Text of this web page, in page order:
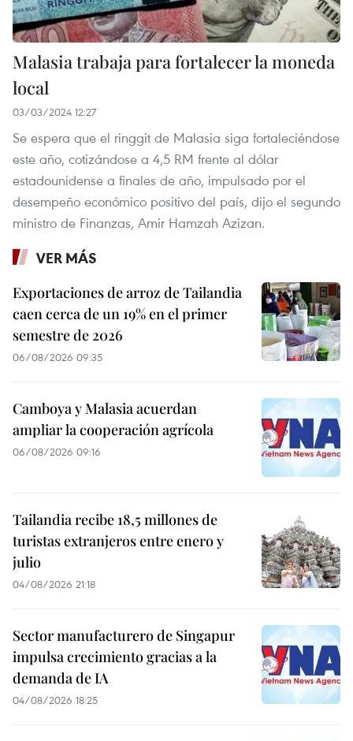
Malasia trabaja para fortalecer la moneda
local
03/03/2024 12:27
Se espera que el ringgit de Malasia siga fortaleciéndose
este año, cotizándose a 4,5 RM frente al dólar
estadounidense a finales de año, impulsado por el
desempeño económico positivo del país, dijo el segundo
ministro de Finanzas, Amir Hamzah Azizan.
VER MÁS
Exportaciones de arroz de Tailandia
caen cerca de un 19% en el primer
semestre de 2026
06/08/2026 09:35
Camboya y Malasia acuerdan
ampliar la cooperación agrícola
06/08/2026 09:16
Tailandia recibe 18,5 millones de
turistas extranjeros entre enero y
julio
04/08/2026 21:18
Sector manufacturero de Singapur
impulsa crecimiento gracias a la
demanda de IA
04/08/2026 18:25